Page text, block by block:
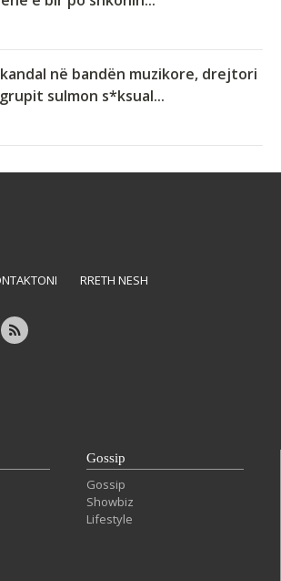
në bandën muzikore, drejtori
sulmon s*ksual...
RRETH NESH
Gossip
Gossip
Showbiz
Lifestyle